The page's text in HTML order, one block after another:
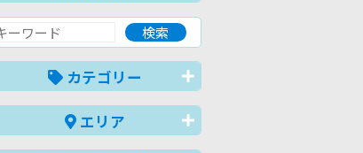
カテゴリー
エリア